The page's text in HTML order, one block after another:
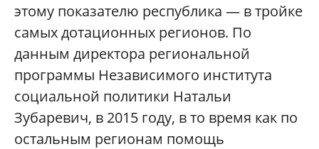
этому показателю республика — в тройке
самых дотационных регионов. По
данным директора региональной
программы Независимого института
социальной политики Натальи
Зубаревич, в 2015 году, в то время как по
остальным регионам помощь